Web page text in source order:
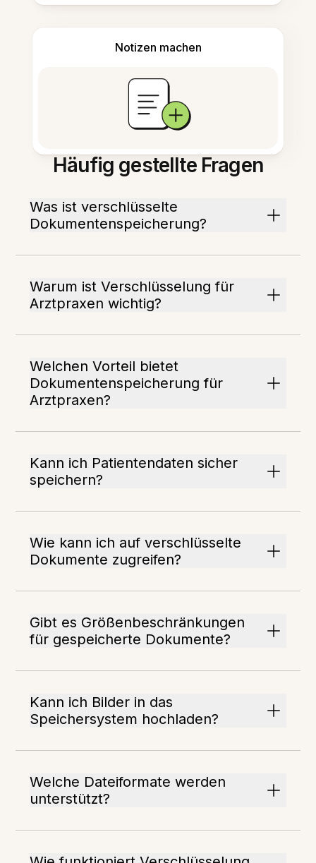
Notizen machen
Häufig gestellte Fragen
Was ist verschlüsselte
Dokumentenspeicherung?
Warum ist Verschlüsselung für
Arztpraxen wichtig?
Welchen Vorteil bietet
Dokumentenspeicherung für
Arztpraxen?
Kann ich Patientendaten sicher
speichern?
Wie kann ich auf verschlüsselte
Dokumente zugreifen?
Gibt es Größenbeschränkungen
für gespeicherte Dokumente?
Kann ich Bilder in das
Speichersystem hochladen?
Welche Dateiformate werden
unterstützt?